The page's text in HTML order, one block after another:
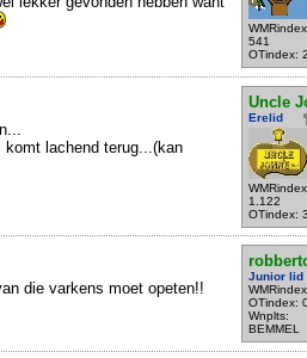
541
OTindex:
Uncle
Erelid
1.122
OTindex:
lachend terug...(kan
Junior lid
OTindex:
Wnplts:
BEMMEL
die varkens moet opeten!!